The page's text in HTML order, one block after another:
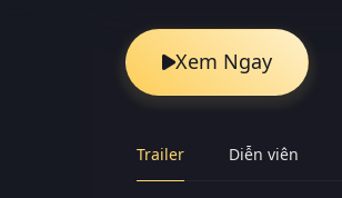
Xem Ngay
Trailer Diễn viên